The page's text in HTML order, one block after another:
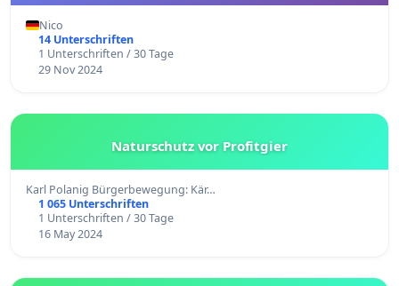
Nico
14 Unterschriften
1 Unterschriften / 30 Tage
29 Nov 2024
Naturschutz vor Profitgier
Karl Polanig Bürgerbewegung: Kär…
1 065 Unterschriften
1 Unterschriften / 30 Tage
16 May 2024